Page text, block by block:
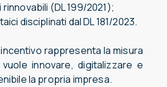
(DL 199/2021);
disciplinati dal DL 181/2023.
rappresenta la misura
innovare, digitalizzare e
la propria impresa.